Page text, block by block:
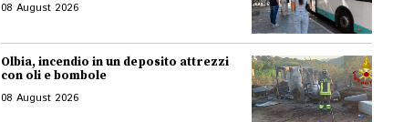
08 August 2026
Olbia, incendio in un deposito attrezzi
con oli e bombole
08 August 2026